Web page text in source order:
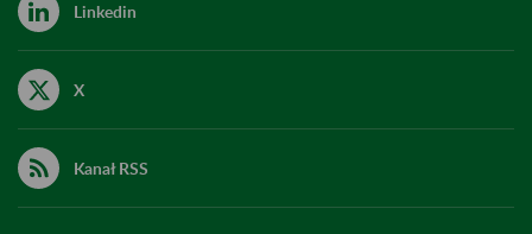
Linkedin
X
Kanał RSS